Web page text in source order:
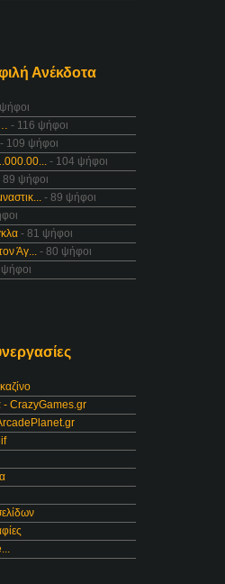
Ανέκδοτα
- 116 ψήφοι
- 109 ψήφοι
- 104 ψήφοι
89 ψήφοι
- 89 ψήφοι
- 81 ψήφοι
Άγ... - 80 ψήφοι
- CrazyGames.gr